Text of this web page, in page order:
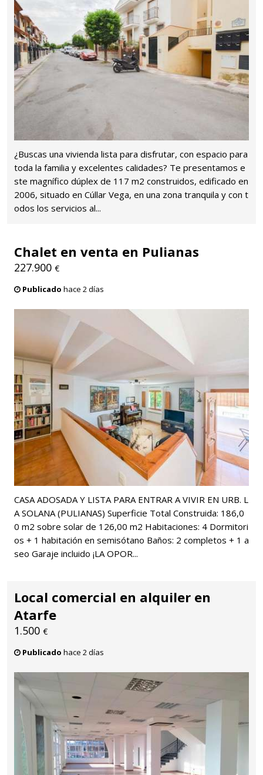
¿Buscas una vivienda lista para disfrutar, con espacio para
toda la familia y excelentes calidades? Te presentamos e
ste magnífico dúplex de 117 m2 construidos, edificado en
2006, situado en Cúllar Vega, en una zona tranquila y con t
odos los servicios al...
Chalet en venta en Pulianas
227.900 €
Publicado hace 2 días
CASA ADOSADA Y LISTA PARA ENTRAR A VIVIR EN URB. L
A SOLANA (PULIANAS) Superficie Total Construida: 186,0
0 m2 sobre solar de 126,00 m2 Habitaciones: 4 Dormitori
os + 1 habitación en semisótano Baños: 2 completos + 1 a
seo Garaje incluido ¡LA OPOR...
Local comercial en alquiler en
Atarfe
1.500 €
Publicado hace 2 días